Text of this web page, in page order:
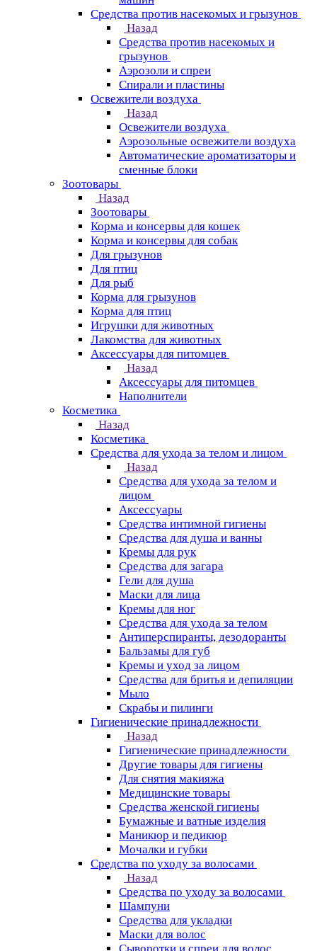
Средства против насекомых и грызунов
Назад
Средства против насекомых и
грызунов
Аэрозоли и спреи
Спирали и пластины
Освежители воздуха
Назад
Освежители воздуха
Аэрозольные освежители воздуха
Автоматические ароматизаторы и
сменные блоки
Зоотовары
Назад
Зоотовары
Корма и консервы для кошек
Корма и консервы для собак
Для грызунов
Для птиц
Для рыб
Корма для грызунов
Корма для птиц
Игрушки для животных
Лакомства для животных
Аксессуары для питомцев
Назад
Аксессуары для питомцев
Наполнители
Косметика
Назад
Косметика
Средства для ухода за телом и лицом
Назад
Средства для ухода за телом и
лицом
Аксессуары
Средства интимной гигиены
Средства для душа и ванны
Кремы для рук
Средства для загара
Гели для душа
Маски для лица
Кремы для ног
Средства для ухода за телом
Антиперспиранты, дезодоранты
Бальзамы для губ
Кремы и уход за лицом
Средства для бритья и депиляции
Мыло
Скрабы и пилинги
Гигиенические принадлежности
Назад
Гигиенические принадлежности
Другие товары для гигиены
Для снятия макияжа
Медицинские товары
Средства женской гигиены
Бумажные и ватные изделия
Маникюр и педикюр
Мочалки и губки
Средства по уходу за волосами
Назад
Средства по уходу за волосами
Шампуни
Средства для укладки
Маски для волос